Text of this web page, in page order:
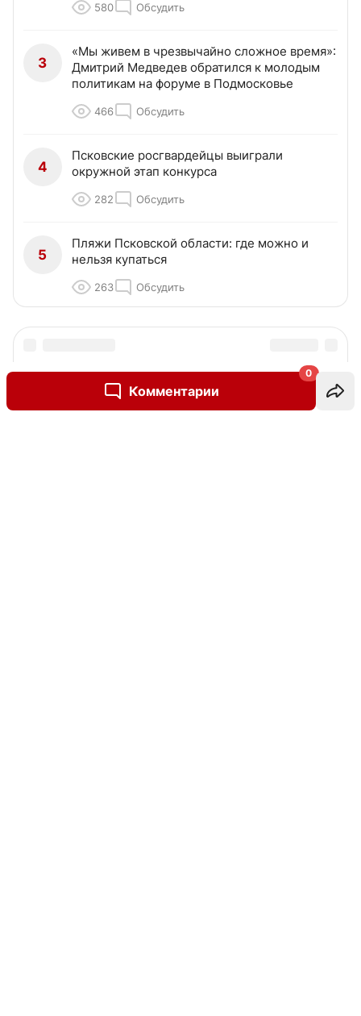
Комментарии
0
580 Обсудить
3
«Мы живем в чрезвычайно сложное время»:
Дмитрий Медведев обратился к молодым
политикам на форуме в Подмосковье
466 Обсудить
4
Псковские росгвардейцы выиграли
окружной этап конкурса
282 Обсудить
5
Пляжи Псковской области: где можно и
нельзя купаться
263 Обсудить